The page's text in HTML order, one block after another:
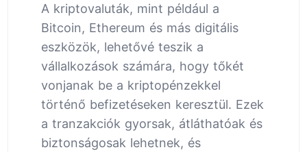
A kriptovaluták, mint például a
Bitcoin, Ethereum és más digitális
eszközök, lehetővé teszik a
vállalkozások számára, hogy tőkét
vonjanak be a kriptopénzekkel
történő befizetéseken keresztül. Ezek
a tranzakciók gyorsak, átláthatóak és
biztonságosak lehetnek, és